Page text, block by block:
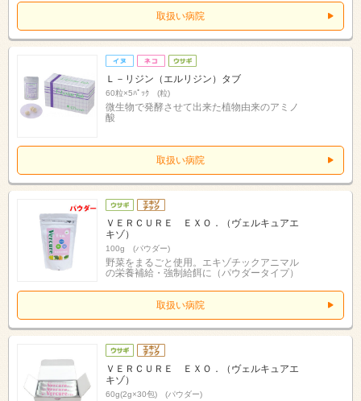
取扱い病院
Ｌ－リジン（エルリジン）タブ
60粒×5ﾊﾟｯｸ (粒)
微生物で発酵させて出来た植物由来のアミノ
酸
取扱い病院
ＶＥＲＣＵＲＥ ＥＸＯ．（ヴェルキュアエ
キゾ）
100g (パウダー)
野菜をまるごと使用。エキゾチックアニマル
の栄養補給・強制給餌に（パウダータイプ）
取扱い病院
ＶＥＲＣＵＲＥ ＥＸＯ．（ヴェルキュアエ
キゾ）
60g(2g×30包) (パウダー)